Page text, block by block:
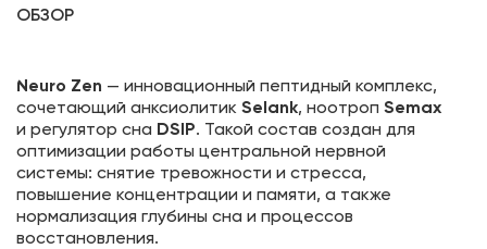
ОБЗОР
Neuro Zen — инновационный пептидный комплекс,
сочетающий анксиолитик Selank, ноотроп Semax
и регулятор сна DSIP. Такой состав создан для
оптимизации работы центральной нервной
системы: снятие тревожности и стресса,
повышение концентрации и памяти, а также
нормализация глубины сна и процессов
восстановления.